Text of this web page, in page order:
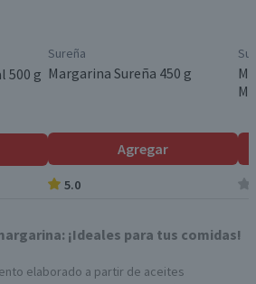
500 g
Sureña
Margarina Sureña 450 g
Agregar
5.0
¡Ideales para tus comidas!
elaborado a partir de aceites